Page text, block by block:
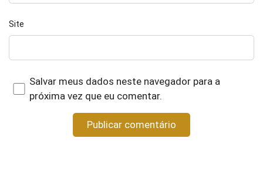
Site
Salvar meus dados neste navegador para a
próxima vez que eu comentar.